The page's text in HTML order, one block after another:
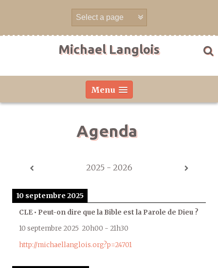
Michael Langlois
Menu
Agenda
2025 - 2026
10 septembre 2025
CLE • Peut-on dire que la Bible est la Parole de Dieu ?
10 septembre 2025 20h00 - 21h30
http://michaellanglois.org?p=24701